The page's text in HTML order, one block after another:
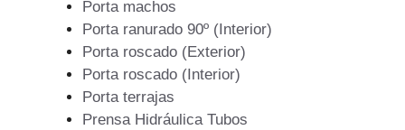
Porta machos
Porta ranurado 90º (Interior)
Porta roscado (Exterior)
Porta roscado (Interior)
Porta terrajas
Prensa Hidráulica Tubos